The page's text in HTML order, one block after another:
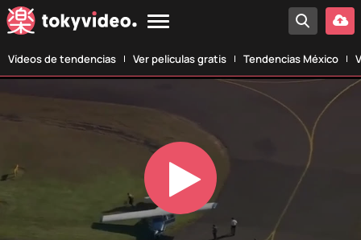
Vídeos de tendencias Ver películas gratis Tendencias México
Play